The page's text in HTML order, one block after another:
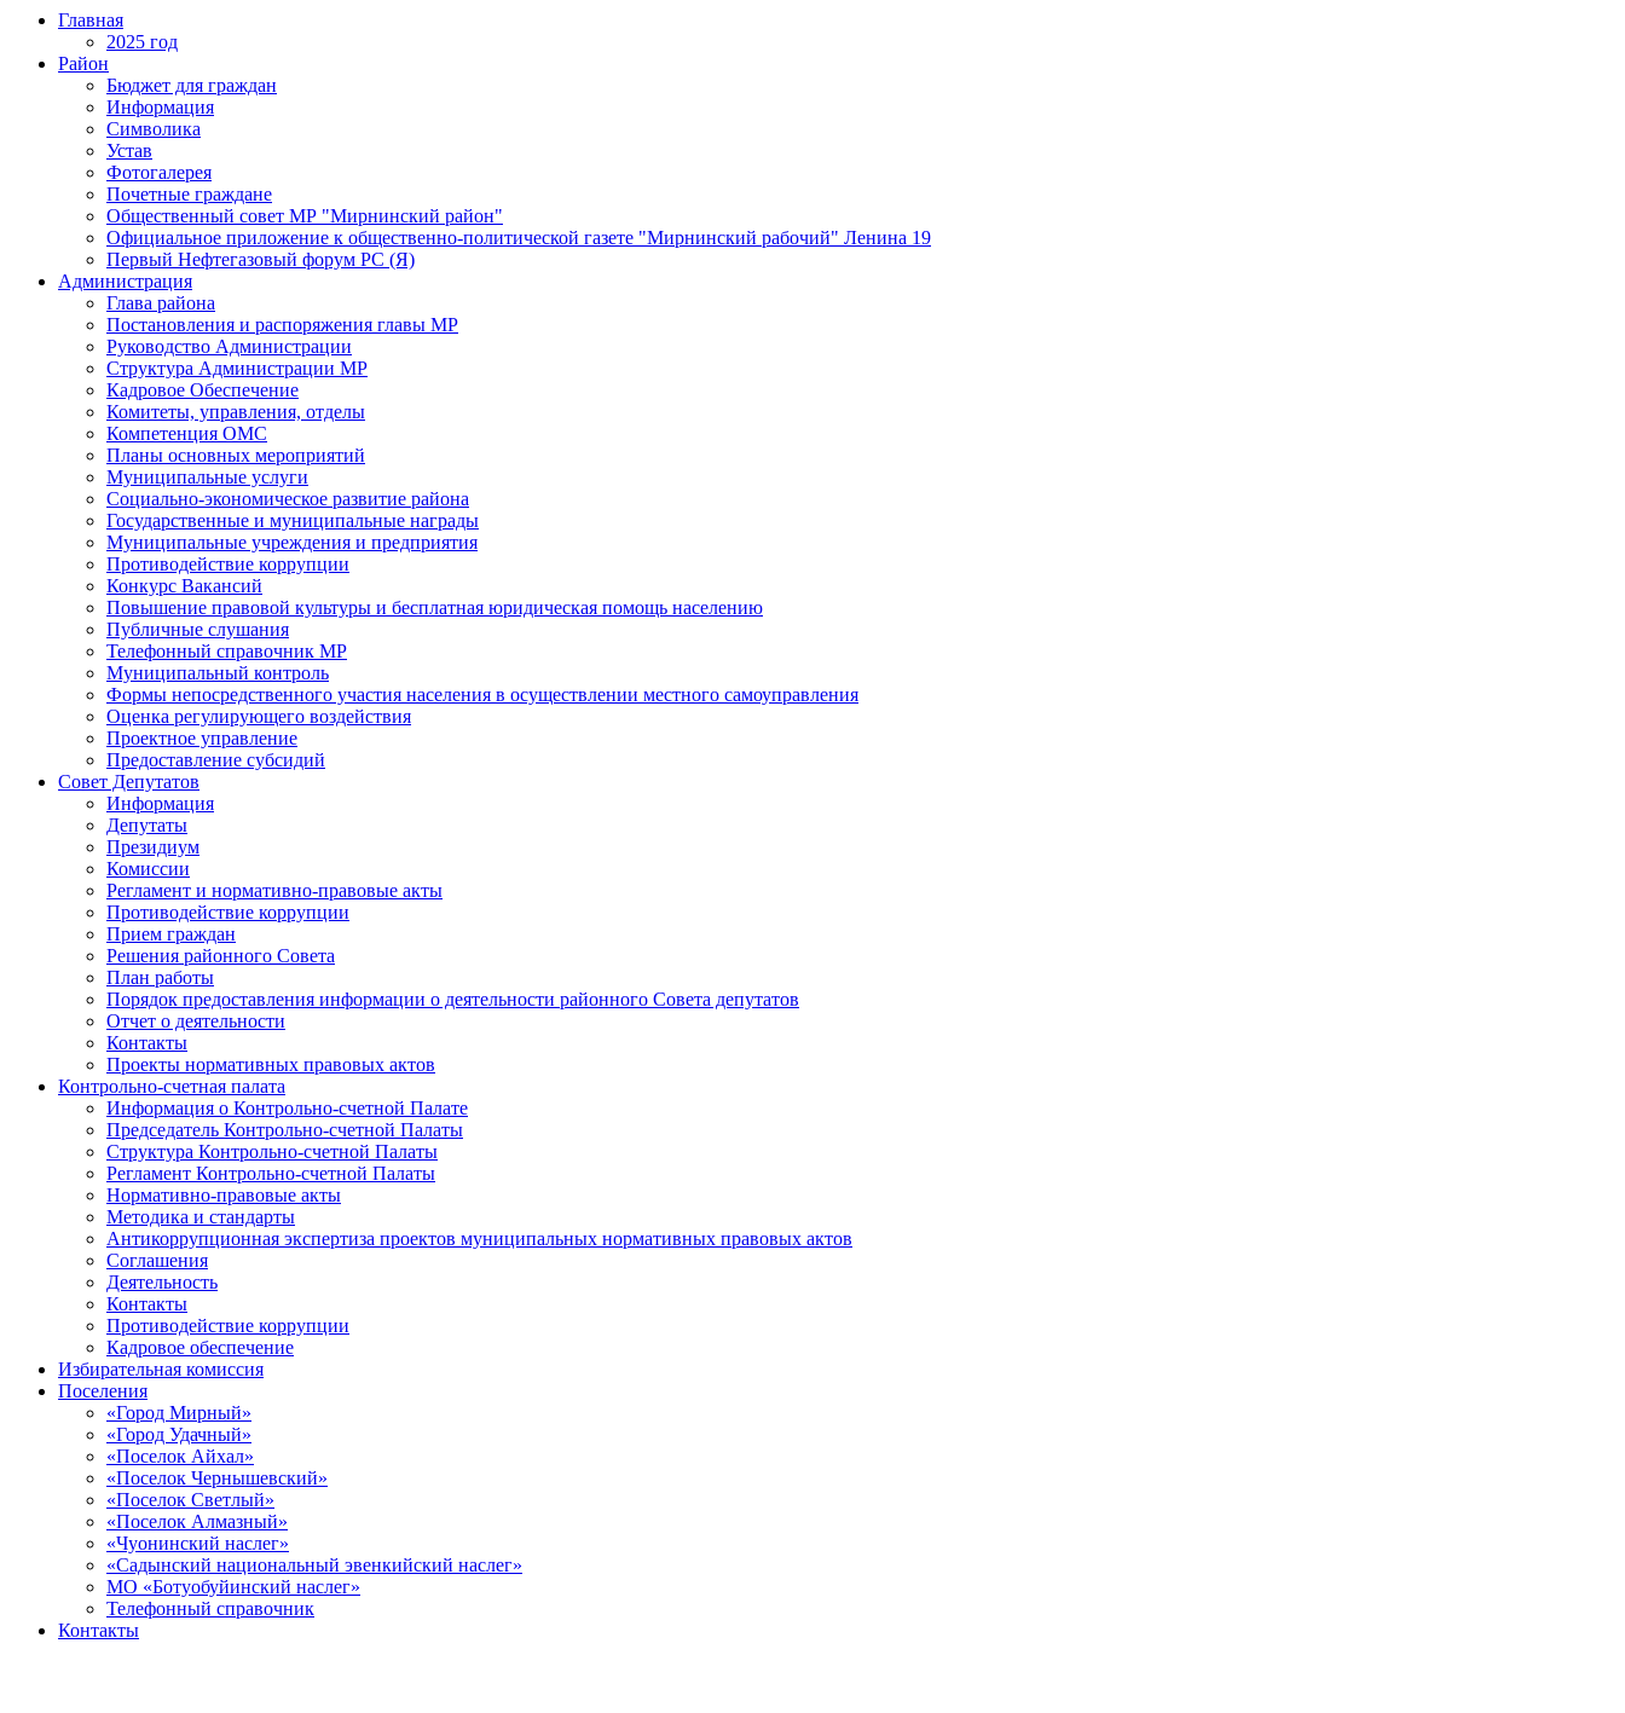
Главная
2025 год
Район
Бюджет для граждан
Информация
Символика
Устав
Фотогалерея
Почетные граждане
Общественный совет МР "Мирнинский район"
Официальное приложение к общественно-политической газете "Мирнинский рабочий" Ленина 19
Первый Нефтегазовый форум РС (Я)
Администрация
Глава района
Постановления и распоряжения главы МР
Руководство Администрации
Структура Администрации МР
Кадровое Обеспечение
Комитеты, управления, отделы
Компетенция ОМС
Планы основных мероприятий
Муниципальные услуги
Социально-экономическое развитие района
Государственные и муниципальные награды
Муниципальные учреждения и предприятия
Противодействие коррупции
Конкурс Вакансий
Повышение правовой культуры и бесплатная юридическая помощь населению
Публичные слушания
Телефонный справочник МР
Муниципальный контроль
Формы непосредственного участия населения в осуществлении местного самоуправления
Оценка регулирующего воздействия
Проектное управление
Предоставление субсидий
Совет Депутатов
Информация
Депутаты
Президиум
Комиссии
Регламент и нормативно-правовые акты
Противодействие коррупции
Прием граждан
Решения районного Совета
План работы
Порядок предоставления информации о деятельности районного Совета депутатов
Отчет о деятельности
Контакты
Проекты нормативных правовых актов
Контрольно-счетная палата
Информация о Контрольно-счетной Палате
Председатель Контрольно-счетной Палаты
Структура Контрольно-счетной Палаты
Регламент Контрольно-счетной Палаты
Нормативно-правовые акты
Методика и стандарты
Антикоррупционная экспертиза проектов муниципальных нормативных правовых актов
Соглашения
Деятельность
Контакты
Противодействие коррупции
Кадровое обеспечение
Избирательная комиссия
Поселения
«Город Мирный»
«Город Удачный»
«Поселок Айхал»
«Поселок Чернышевский»
«Поселок Светлый»
«Поселок Алмазный»
«Чуонинский наслег»
«Садынский национальный эвенкийский наслег»
МО «Ботуобуйинский наслег»
Телефонный справочник
Контакты